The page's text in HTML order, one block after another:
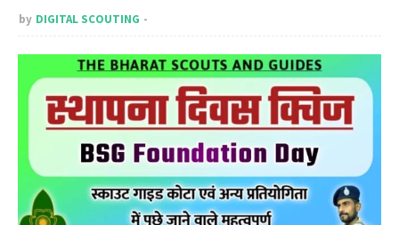
by DIGITAL SCOUTING